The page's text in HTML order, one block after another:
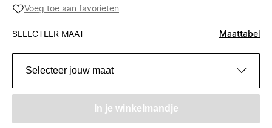
Voeg toe aan favorieten
SELECTEER MAAT Maattabel
Selecteer jouw maat
In je winkelmandje